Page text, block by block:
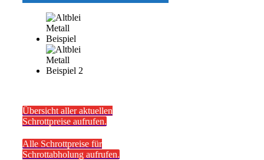
Übersicht aller aktuellen
Schrottpreise aufrufen.
Alle Schrottpreise für
Schrottabholung aufrufen.